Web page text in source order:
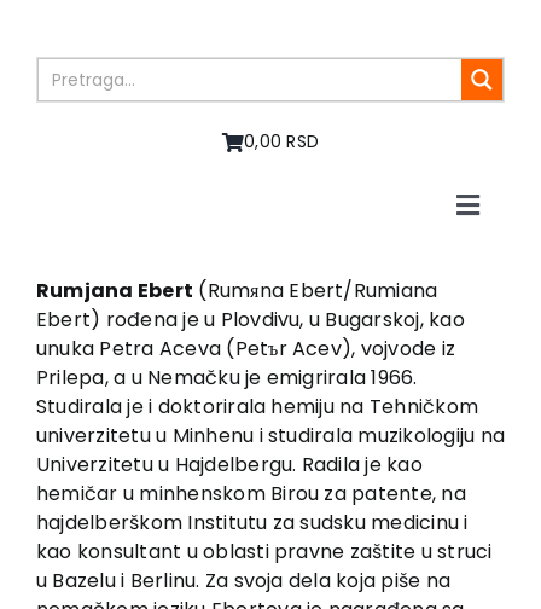
content
0,00 RSD
Toggle
About us
Books
In preparation
Sale
Authors
News
EU PROJECTS
Contact
Rumjana Ebert (Rumяna Ebert/Rumiana
Ebert) rođena je u Plovdivu, u Bugarskoj, kao
unuka Petra Aceva (Petъr Acev), vojvode iz
Prilepa, a u Nemačku je emigrirala 1966.
Studirala je i doktorirala hemiju na Tehničkom
univerzitetu u Minhenu i studirala muzikologiju na
Univerzitetu u Hajdelbergu. Radila je kao
hemičar u minhenskom Birou za patente, na
hajdelberškom Institutu za sudsku medicinu i
kao konsultant u oblasti pravne zaštite u struci
u Bazelu i Berlinu. Za svoja dela koja piše na